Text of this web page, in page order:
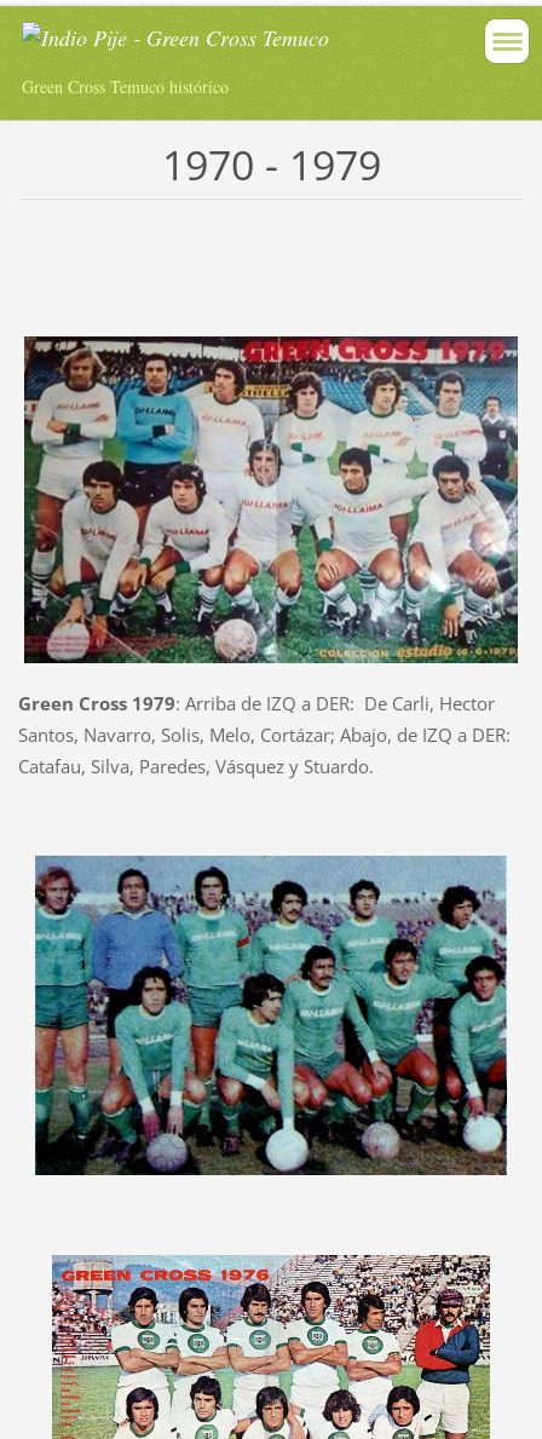
Green Cross Temuco histórico
1970 - 1979
Green Cross 1979: Arriba de IZQ a DER: De Carli, Hector
Santos, Navarro, Solis, Melo, Cortázar; Abajo, de IZQ a DER:
Catafau, Silva, Paredes, Vásquez y Stuardo.